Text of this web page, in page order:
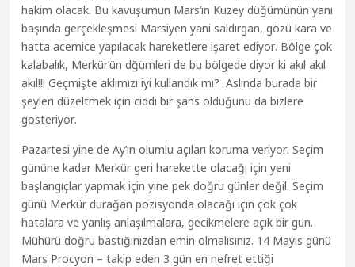
hakim olacak. Bu kavuşumun Mars’ın Kuzey düğümünün yanı
başında gerçekleşmesi Marsiyen yani saldırgan, gözü kara ve
hatta acemice yapılacak hareketlere işaret ediyor. Bölge çok
kalabalık, Merkür’ün dğümleri de bu bölgede diyor ki akıl akıl
akıl!!! Geçmişte aklımızı iyi kullandık mı? Aslında burada bir
şeyleri düzeltmek için ciddi bir şans olduğunu da bizlere
gösteriyor.
Pazartesi yine de Ay’ın olumlu açıları koruma veriyor. Seçim
gününe kadar Merkür geri harekette olacağı için yeni
başlangıçlar yapmak için yine pek doğru günler değil. Seçim
günü Merkür durağan pozisyonda olacağı için çok çok
hatalara ve yanlış anlaşılmalara, gecikmelere açık bir gün.
Mühürü doğru bastığınızdan emin olmalısınız. 14 Mayıs günü
Mars Procyon – takip eden 3 gün en nefret ettiği